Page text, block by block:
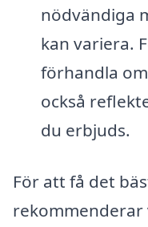
nödvändiga
kan variera.
förhandla
också
du erbjuds.
För att få det